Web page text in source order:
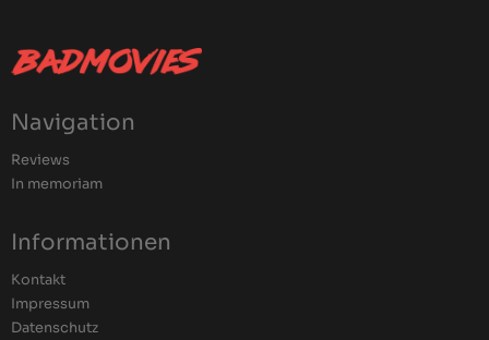
Navigation
Reviews
In memoriam
Informationen
Kontakt
Impressum
Datenschutz